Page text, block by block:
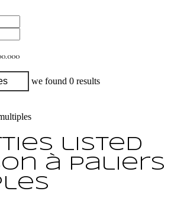
we found 0 results
listed
à paliers